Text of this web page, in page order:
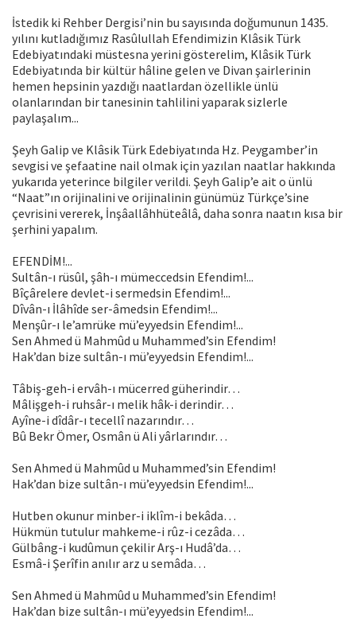
İstedik ki Rehber Dergisi’nin bu sayısında doğumunun 1435.
yılını kutladığımız Rasûlullah Efendimizin Klâsik Türk
Edebiyatındaki müstesna yerini gösterelim, Klâsik Türk
Edebiyatında bir kültür hâline gelen ve Divan şairlerinin
hemen hepsinin yazdığı naatlardan özellikle ünlü
olanlarından bir tanesinin tahlilini yaparak sizlerle
paylaşalım...
Şeyh Galip ve Klâsik Türk Edebiyatında Hz. Peygamber’in
sevgisi ve şefaatine nail olmak için yazılan naatlar hakkında
yukarıda yeterince bilgiler verildi. Şeyh Galip’e ait o ünlü
“Naat”ın orijinalini ve orijinalinin günümüz Türkçe’sine
çevrisini vererek, İnşâallâhhüteâlâ, daha sonra naatın kısa bir
şerhini yapalım.
EFENDİM!...
Sultân-ı rüsûl, şâh-ı mümeccedsin Efendim!...
Bîçârelere devlet-i sermedsin Efendim!...
Dîvân-ı İlâhîde ser-âmedsin Efendim!...
Menşûr-ı le’amrüke mü’eyyedsin Efendim!...
Sen Ahmed ü Mahmûd u Muhammed’sin Efendim!
Hak’dan bize sultân-ı mü’eyyedsin Efendim!...
Tâbiş-geh-i ervâh-ı mücerred güherindir…
Mâlişgeh-i ruhsâr-ı melik hâk-i derindir…
Ayîne-i dîdâr-ı tecellî nazarındır…
Bû Bekr Ömer, Osmân ü Ali yârlarındır…
Sen Ahmed ü Mahmûd u Muhammed’sin Efendim!
Hak’dan bize sultân-ı mü’eyyedsin Efendim!...
Hutben okunur minber-i iklîm-i bekâda…
Hükmün tutulur mahkeme-i rûz-i cezâda…
Gülbâng-i kudûmun çekilir Arş-ı Hudâ’da…
Esmâ-i Şerîfin anılır arz u semâda…
Sen Ahmed ü Mahmûd u Muhammed’sin Efendim!
Hak’dan bize sultân-ı mü’eyyedsin Efendim!...